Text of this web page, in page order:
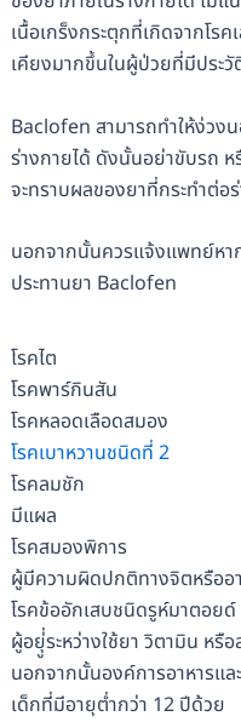
เนื้อเกร็งกระตุกที่เกิดจากโร
เคียงมากขึ้นในผู้ป่วยที่มีประวั
Baclofen สามารถทำให้ง่วง
ร่างกายได้ ดังนั้นอย่าขับรถ
จะทราบผลของยาที่กระทำต่
นอกจากนั้นควรแจ้งแพทย์หา
ประทานยา Baclofen
โรคไต
โรคพาร์กินสัน
โรคหลอดเลือดสมอง
โรคเบาหวานชนิดที่ 2
โรคลมชัก
มีแผล
โรคสมองพิการ
ผู้มีความผิดปกติทางจิตหรืออ
โรคข้ออักเสบชนิดรูห์มาตอยด์
ผู้อยุู่่ระหว่างใช้ยา วิตามิน หรื
นอกจากนั้นองค์การอาหารแ
เด็กที่มีอายุต่ำกว่า 12 ปีด้วย